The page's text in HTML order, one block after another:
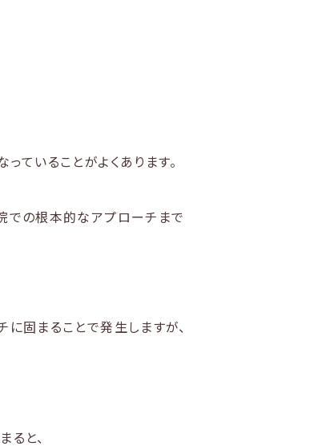
ていることがよくあります。
での根本的なアプローチまで
固まることで発生しますが、
と、